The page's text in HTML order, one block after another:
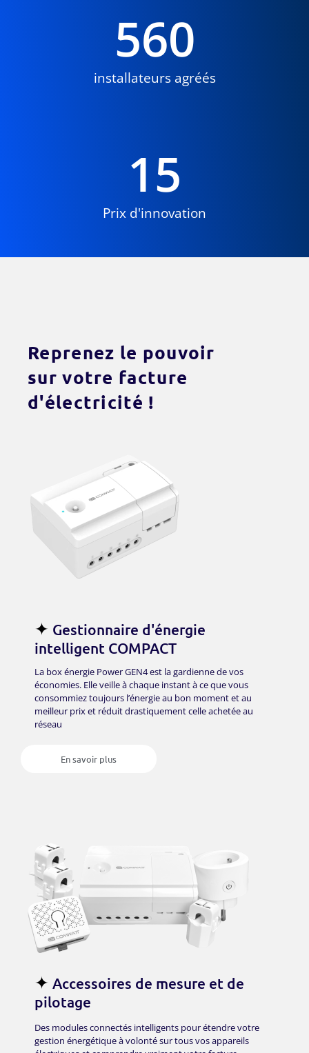
installateurs agréés
560
Prix d'innovation
15
Reprenez le pouvoir
sur votre facture
d'électricité !
✦ Gestionnaire d'énergie
intelligent COMPACT
La box énergie Power GEN4 est la gardienne de vos
économies. Elle veille à chaque instant à ce que vous
consommiez toujours l’énergie au bon moment et au
meilleur prix et réduit drastiquement celle achetée au
réseau
En savoir plus
✦ Accessoires de mesure et de
pilotage
Des modules connectés intelligents pour étendre votre
gestion énergétique à volonté sur tous vos appareils